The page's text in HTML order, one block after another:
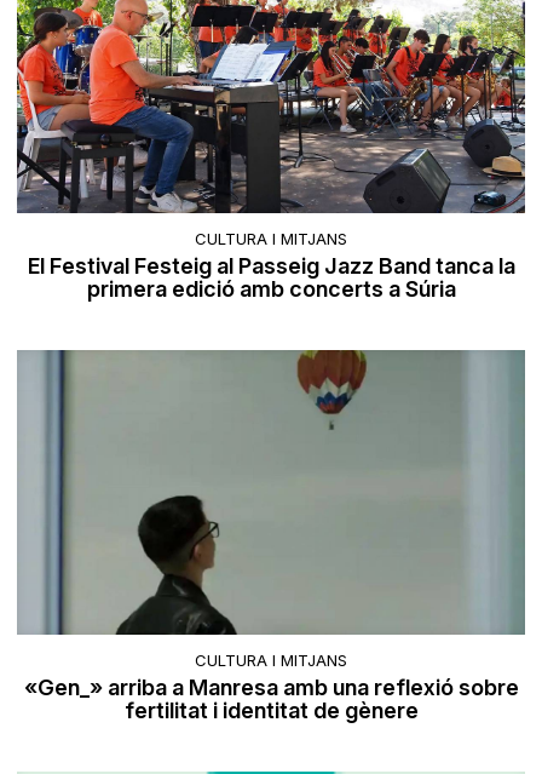
CULTURA I MITJANS
El Festival Festeig al Passeig Jazz Band tanca la
primera edició amb concerts a Súria
CULTURA I MITJANS
«Gen_» arriba a Manresa amb una reflexió sobre
fertilitat i identitat de gènere